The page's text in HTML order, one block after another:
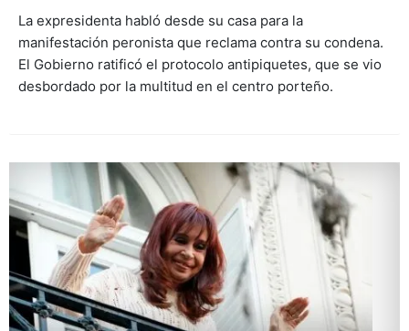
La expresidenta habló desde su casa para la
manifestación peronista que reclama contra su condena.
El Gobierno ratificó el protocolo antipiquetes, que se vio
desbordado por la multitud en el centro porteño.